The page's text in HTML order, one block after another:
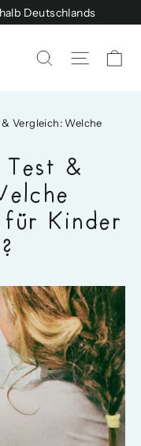
Deutschlands
Rechercher
Vergleich: Welche
Test &
Kinder